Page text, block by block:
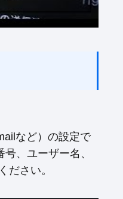
など）の設定で
、ユーザー名、
ださい。